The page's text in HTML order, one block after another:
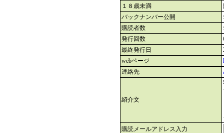
１８歳未満
バックナンバー公開
購読者数
発行回数
最終発行日
webページ
連絡先
紹介文
購読メールアドレス入力